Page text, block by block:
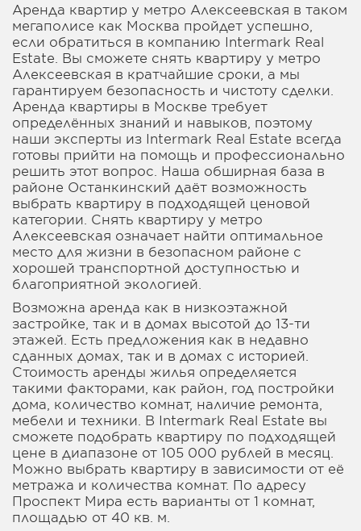
Аренда квартир у метро Алексеевская в таком
мегаполисе как Москва пройдет успешно,
если обратиться в компанию Intermark Real
Estate. Вы сможете снять квартиру у метро
Алексеевская в кратчайшие сроки, а мы
гарантируем безопасность и чистоту сделки.
Аренда квартиры в Москве требует
определённых знаний и навыков, поэтому
наши эксперты из Intermark Real Estate всегда
готовы прийти на помощь и профессионально
решить этот вопрос. Наша обширная база в
районе Останкинский даёт возможность
выбрать квартиру в подходящей ценовой
категории. Снять квартиру у метро
Алексеевская означает найти оптимальное
место для жизни в безопасном районе с
хорошей транспортной доступностью и
благоприятной экологией.
Возможна аренда как в низкоэтажной
застройке, так и в домах высотой до 13-ти
этажей. Есть предложения как в недавно
сданных домах, так и в домах с историей.
Стоимость аренды жилья определяется
такими факторами, как район, год постройки
дома, количество комнат, наличие ремонта,
мебели и техники. В Intermark Real Estate вы
сможете подобрать квартиру по подходящей
цене в диапазоне от 105 000 рублей в месяц.
Можно выбрать квартиру в зависимости от её
метража и количества комнат. По адресу
Проспект Мира есть варианты от 1 комнат,
площадью от 40 кв. м.